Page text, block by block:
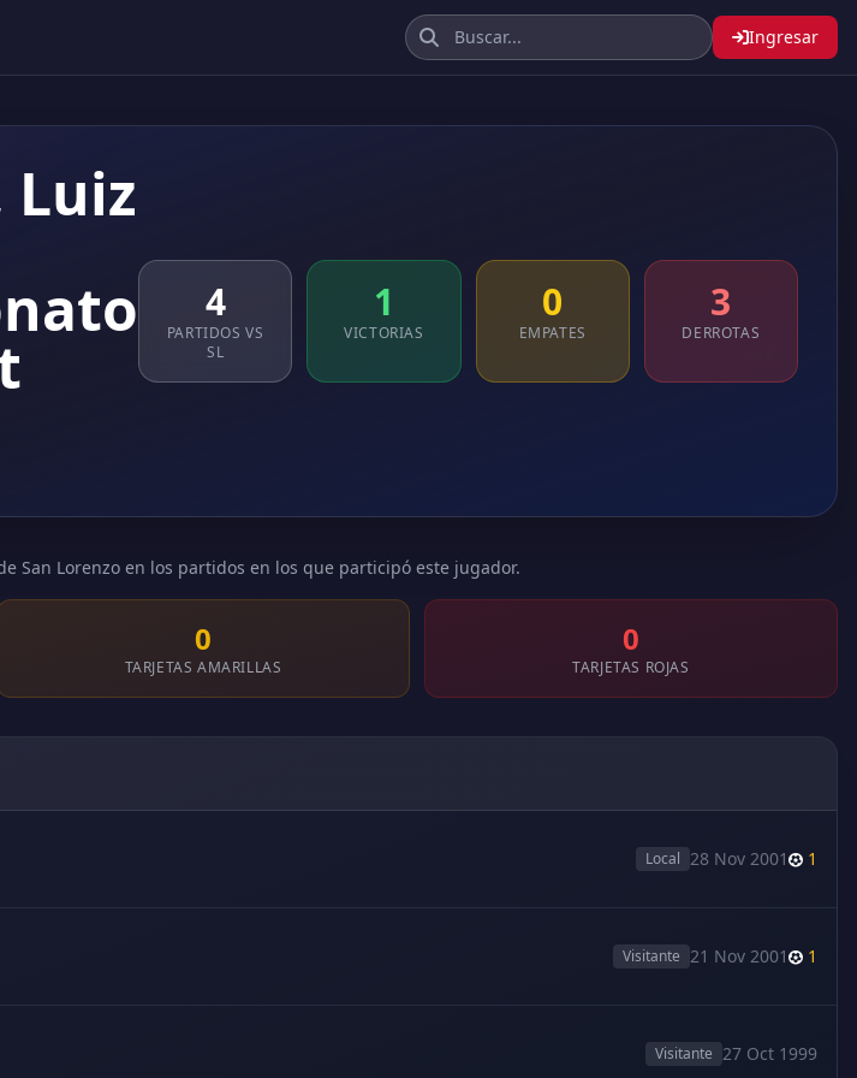
Ingresar
Luiz
4
PARTIDOS VS
SL
1
VICTORIAS
0
EMPATES
3
DERROTAS
San Lorenzo en los partidos en los que participó este jugador.
0
TARJETAS AMARILLAS
0
TARJETAS ROJAS
Local 28 Nov 2001 1
Visitante 21 Nov 2001 1
Visitante 27 Oct 1999